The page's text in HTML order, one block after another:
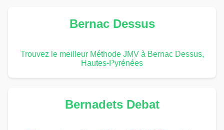
Bernac Dessus
Trouvez le meilleur Méthode JMV à Bernac Dessus,
Hautes-Pyrénées
Bernadets Debat